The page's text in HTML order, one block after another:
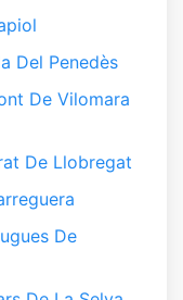
Del Penedès
De Vilomara
De Llobregat
De